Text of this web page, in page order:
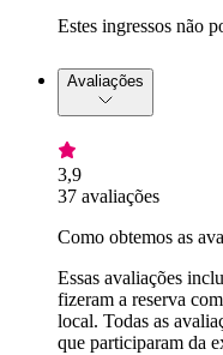
Estes ingressos não
Avaliações
3,9
37 avaliações
Como obtemos as
Essas avaliações
fizeram a reserva
local. Todas as
que participaram da